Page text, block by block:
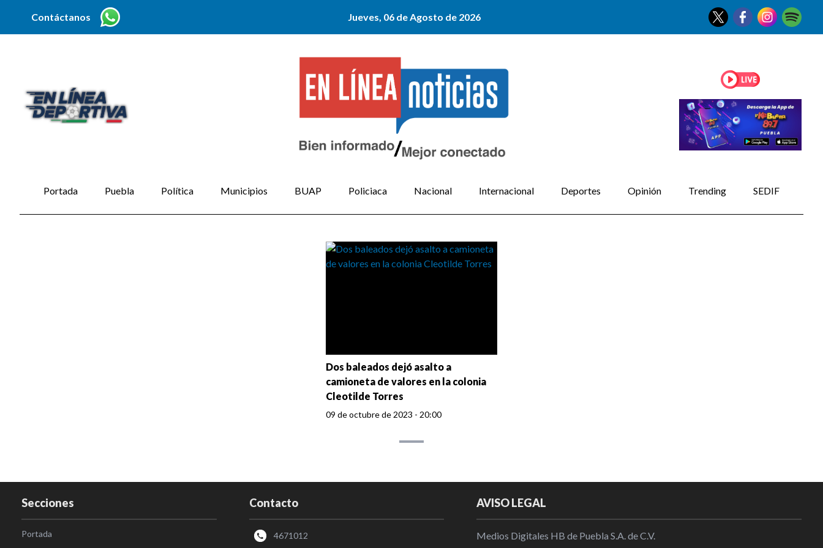
Contáctanos Jueves, 06 de Agosto de 2026
Portada Puebla Política Municipios BUAP Policiaca Nacional Internacional Deportes Opinión Trending SEDIF
Dos baleados dejó asalto a
camioneta de valores en la colonia
Cleotilde Torres
09 de octubre de 2023 - 20:00
Secciones
Portada
Contacto
4671012
AVISO LEGAL
Medios Digitales HB de Puebla S.A. de C.V.